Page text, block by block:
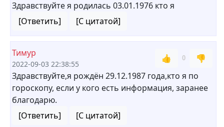
Здравствуйте я родилась 03.01.1976 кто я
[Ответить]
[С цитатой]
Тимур
2022-09-03 22:38:55
👍 0
👎
Здравствуйте,я рождён 29.12.1987 года,кто я по
гороскопу, если у кого есть информация, заранее
благодарю.
[Ответить]
[С цитатой]